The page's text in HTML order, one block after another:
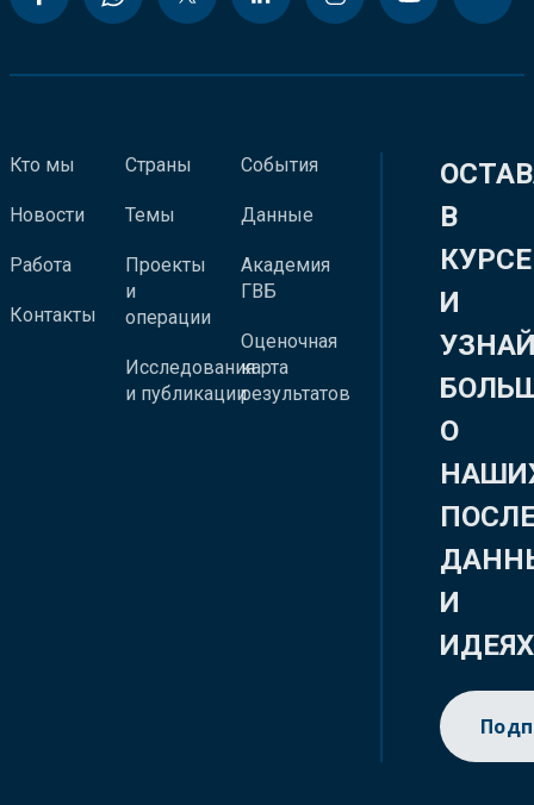
Кто мы
Новости
Работа
Контакты
Страны
Темы
Проекты
и
операции
Исследования
и публикации
События
Данные
Академия
ГВБ
Оценочная
карта
результатов
В
КУРСЕ
И
О
И
ИДЕЯХ